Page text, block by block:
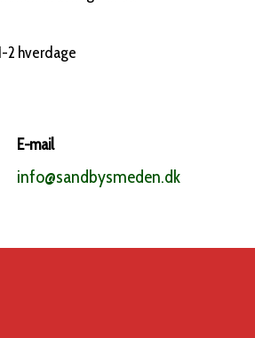
2 hverdage
E-mail
info@sandbysmeden.dk